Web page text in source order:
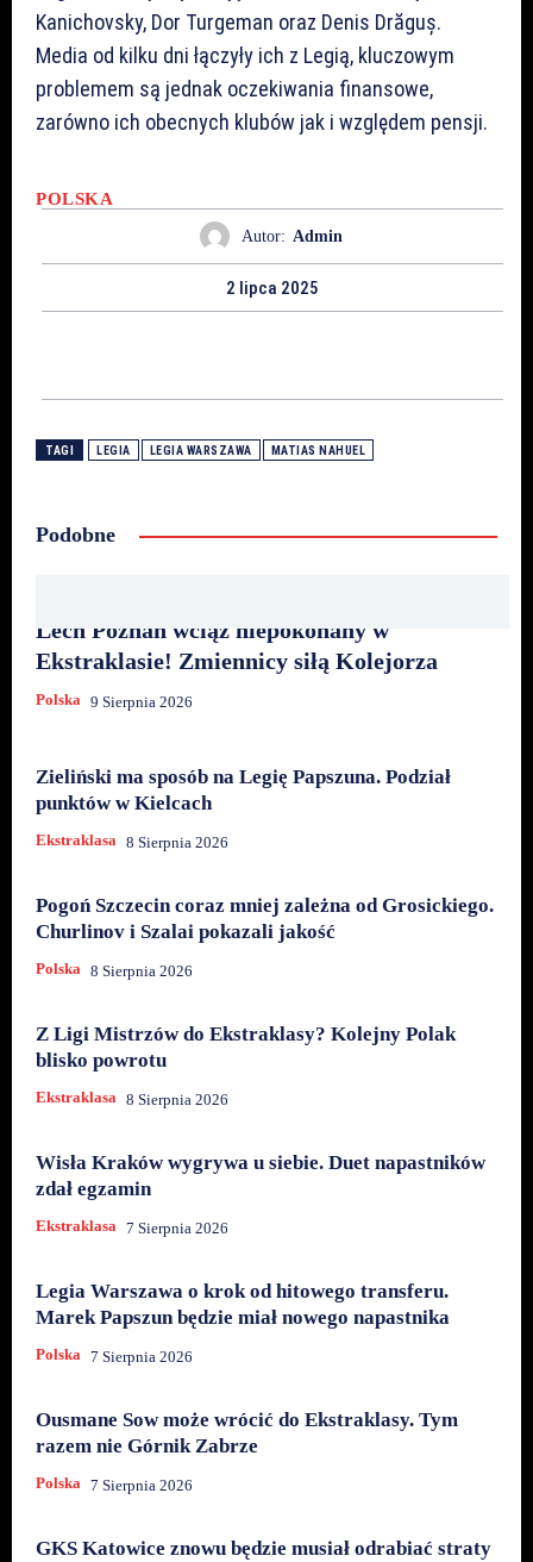
Kanichovsky, Dor Turgeman oraz Denis Drăguș.
Media od kilku dni łączyły ich z Legią, kluczowym
problemem są jednak oczekiwania finansowe,
zarówno ich obecnych klubów jak i względem pensji.
POLSKA
Autor: Admin
2 lipca 2025
TAGI LEGIA LEGIA WARSZAWA MATIAS NAHUEL
Podobne
Lech Poznań wciąż niepokonany w
Ekstraklasie! Zmiennicy siłą Kolejorza
Polska 9 Sierpnia 2026
Zieliński ma sposób na Legię Papszuna. Podział
punktów w Kielcach
Ekstraklasa 8 Sierpnia 2026
Pogoń Szczecin coraz mniej zależna od Grosickiego.
Churlinov i Szalai pokazali jakość
Polska 8 Sierpnia 2026
Z Ligi Mistrzów do Ekstraklasy? Kolejny Polak
blisko powrotu
Ekstraklasa 8 Sierpnia 2026
Wisła Kraków wygrywa u siebie. Duet napastników
zdał egzamin
Ekstraklasa 7 Sierpnia 2026
Legia Warszawa o krok od hitowego transferu.
Marek Papszun będzie miał nowego napastnika
Polska 7 Sierpnia 2026
Ousmane Sow może wrócić do Ekstraklasy. Tym
razem nie Górnik Zabrze
Polska 7 Sierpnia 2026
GKS Katowice znowu będzie musiał odrabiać straty